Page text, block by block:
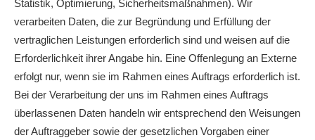
Statistik, Optimierung, Sicherheitsmaßnahmen). Wir
verarbeiten Daten, die zur Begründung und Erfüllung der
vertraglichen Leistungen erforderlich sind und weisen auf die
Erforderlichkeit ihrer Angabe hin. Eine Offenlegung an Externe
erfolgt nur, wenn sie im Rahmen eines Auftrags erforderlich ist.
Bei der Verarbeitung der uns im Rahmen eines Auftrags
überlassenen Daten handeln wir entsprechend den Weisungen
der Auftraggeber sowie der gesetzlichen Vorgaben einer